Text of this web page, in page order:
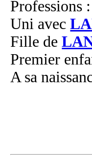
Professions
Uni avec
Fille de
Premier
A sa